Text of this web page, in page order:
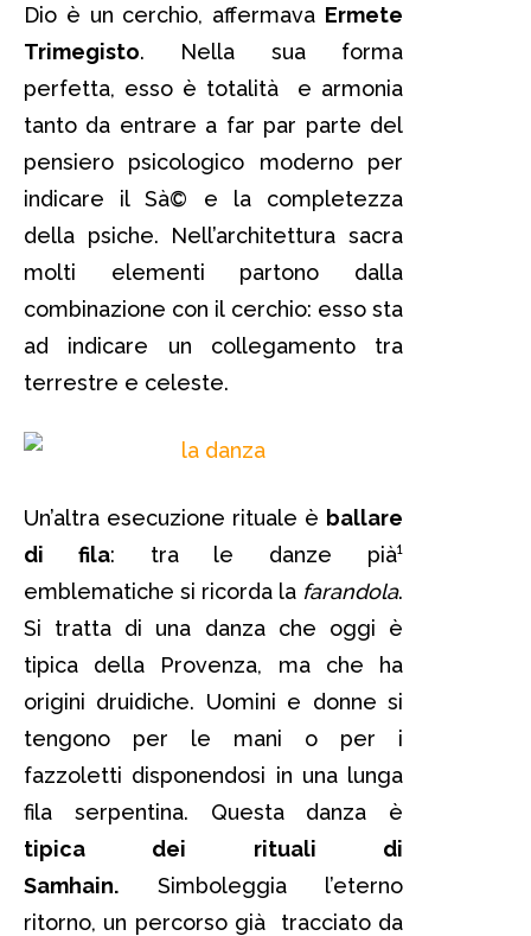
Dio è un cerchio, affermava Ermete
Trimegisto. Nella sua forma
perfetta, esso è totalità e armonia
tanto da entrare a far par parte del
pensiero psicologico moderno per
indicare il Sà© e la completezza
della psiche. Nell’architettura sacra
molti elementi partono dalla
combinazione con il cerchio: esso sta
ad indicare un collegamento tra
terrestre e celeste.
Un’altra esecuzione rituale è ballare
di fila: tra le danze pià¹
emblematiche si ricorda la farandola.
Si tratta di una danza che oggi è
tipica della Provenza, ma che ha
origini druidiche. Uomini e donne si
tengono per le mani o per i
fazzoletti disponendosi in una lunga
fila serpentina. Questa danza è
tipica dei rituali di
Samhain. Simboleggia l’eterno
ritorno, un percorso già tracciato da